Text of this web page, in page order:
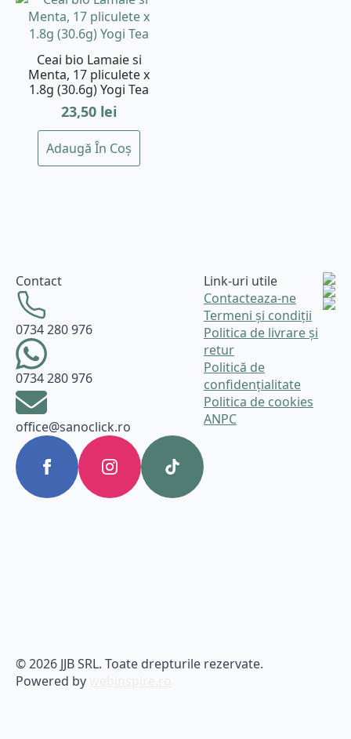
Ceai bio Lamaie si
Menta, 17 pliculete x
1.8g (30.6g) Yogi Tea
23,50 lei
Adaugă În Coș
Contact
0734 280 976
0734 280 976
office@sanoclick.ro
Link-uri utile
Contacteaza-ne
Termeni și condiții
Politica de livrare și
retur
Politică de
confidențialitate
Politica de cookies
ANPC
© 2026 JJB SRL. Toate drepturile rezervate.
Powered by